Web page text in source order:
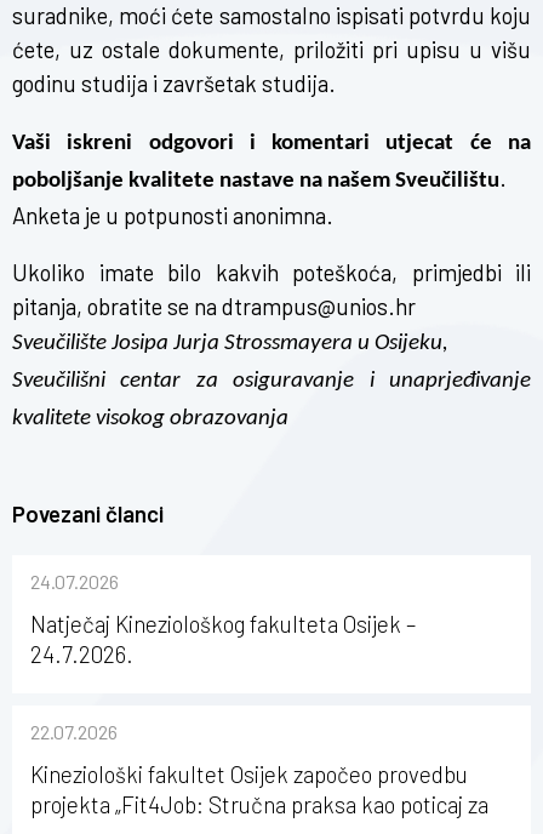
suradnike, moći ćete samostalno ispisati potvrdu koju
ćete, uz ostale dokumente, priložiti pri upisu u višu
godinu studija i završetak studija.
Vaši iskreni odgovori i komentari utjecat će na
poboljšanje kvalitete nastave na našem Sveučilištu.
Anketa je u potpunosti anonimna.
Ukoliko imate bilo kakvih poteškoća, primjedbi ili
pitanja, obratite se na dtrampus@unios.hr
Sveučilište Josipa Jurja Strossmayera u Osijeku,
Sveučilišni centar za osiguravanje i unaprjeđivanje
kvalitete visokog obrazovanja
Povezani članci
24.07.2026
Natječaj Kineziološkog fakulteta Osijek –
24.7.2026.
22.07.2026
Kineziološki fakultet Osijek započeo provedbu
projekta „Fit4Job: Stručna praksa kao poticaj za